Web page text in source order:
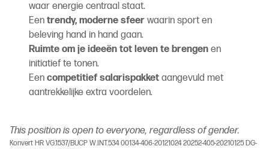
waar energie centraal staat.
Een trendy, moderne sfeer waarin sport en
beleving hand in hand gaan.
Ruimte om je ideeën tot leven te brengen en
initiatief te tonen.
Een competitief salarispakket aangevuld met
aantrekkelijke extra voordelen.
This position is open to everyone, regardless of gender.
Konvert HR VG.1537/BUCP W.INT.534 00134-406-20121024 20252-405-20210125 DG-